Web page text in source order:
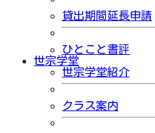
貸出期間延長申請
ひとこと書評
世宗学堂
世宗学堂紹介
クラス案内